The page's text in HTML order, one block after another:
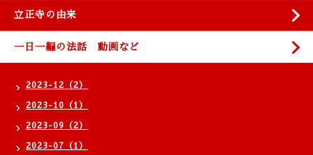
立正寺の由来
一日一編の法話 動画など
2023-12（2）
2023-10（1）
2023-09（2）
2023-07（1）